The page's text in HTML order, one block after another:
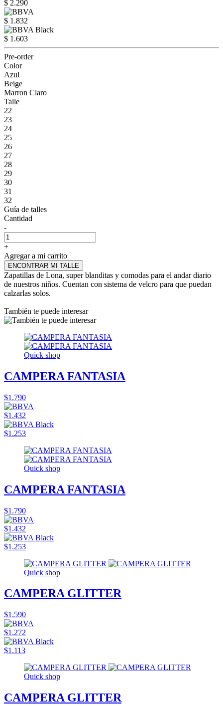
$ 2.290
$ 1.832
$ 1.603
Pre-order
Color
Azul
Beige
Marron Claro
Talle
22
23
24
25
26
27
28
29
30
31
32
Guía de talles
Cantidad
-
+
Agregar a mi carrito
ENCONTRAR MI TALLE
Zapatillas de Lona, super blanditas y comodas para el andar diario
de nuestros niños. Cuentan con sistema de velcro para que puedan
calzarlas solos.
También te puede interesar
Quick shop
CAMPERA FANTASIA
$1.790
$1.432
$1.253
Quick shop
CAMPERA FANTASIA
$1.790
$1.432
$1.253
Quick shop
CAMPERA GLITTER
$1.590
$1.272
$1.113
Quick shop
CAMPERA GLITTER